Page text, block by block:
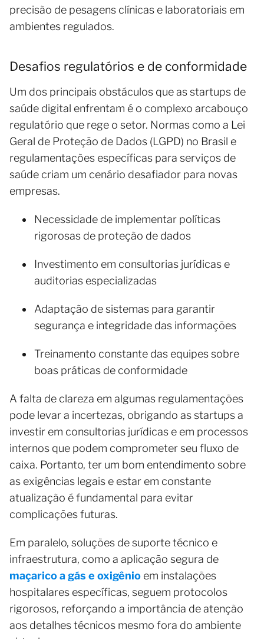
precisão de pesagens clínicas e laboratoriais em
ambientes regulados.
Desafios regulatórios e de conformidade
Um dos principais obstáculos que as startups de
saúde digital enfrentam é o complexo arcabouço
regulatório que rege o setor. Normas como a Lei
Geral de Proteção de Dados (LGPD) no Brasil e
regulamentações específicas para serviços de
saúde criam um cenário desafiador para novas
empresas.
Necessidade de implementar políticas
rigorosas de proteção de dados
Investimento em consultorias jurídicas e
auditorias especializadas
Adaptação de sistemas para garantir
segurança e integridade das informações
Treinamento constante das equipes sobre
boas práticas de conformidade
A falta de clareza em algumas regulamentações
pode levar a incertezas, obrigando as startups a
investir em consultorias jurídicas e em processos
internos que podem comprometer seu fluxo de
caixa. Portanto, ter um bom entendimento sobre
as exigências legais e estar em constante
atualização é fundamental para evitar
complicações futuras.
Em paralelo, soluções de suporte técnico e
infraestrutura, como a aplicação segura de
maçarico a gás e oxigênio em instalações
hospitalares específicas, seguem protocolos
rigorosos, reforçando a importância de atenção
aos detalhes técnicos mesmo fora do ambiente